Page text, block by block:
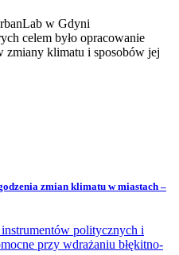
w Gdyni
celem było opracowanie
zmiany klimatu i sposobów jej
zmian klimatu w miastach –
politycznych i
przy wdrażaniu błękitno-